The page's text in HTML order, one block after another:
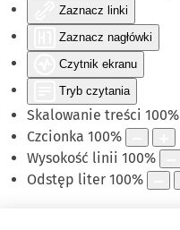
Zaznacz linki
Zaznacz nagłówki
Czytnik ekranu
Tryb czytania
Skalowanie treści 100%
Czcionka 100%
Wysokość linii 100%
Odstęp liter 100%